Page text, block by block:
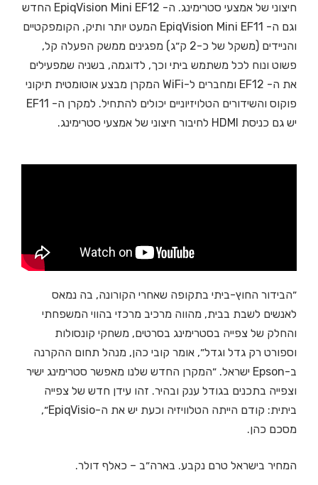
חיצוני של אמצעי סטרימינג. ה- EpiqVision Mini EF12 החדש
וגם ה- EpiqVision Mini EF11 המעט יותר ותיק, הקומפקטיים
והניידים (משקל של כ-2 ק״ג) מפגינים ממשק הפעלה קל,
פשוט ונוח לכל משתמש ביתי וכך, לדוגמה, בשניה שמפעילים
את ה- EF12 ומחברים ל-WiFi המקרן מבצע אוטומטית תיקוני
פוקוס והשידורים הטלויזיוניים יכולים להתחיל. למקרן ה- EF11
יש גם כניסת HDMI לחיבור חיצוני של אמצעי סטרימינג.
״הבידור החוץ-ביתי בתקופה שאחרי הקורונה, בה נמאס
לאנשים לשבת בבית, מהווה מרכיב מרכזי בהווי המשפחתי
והחלק של צפייה בסטרימינג בסרטים, משחקי קונסולות
וספורט רק גדל וגדל״, אומר קובי כהן, מנהל תחום ההקרנה
ב-Epson ישראל. ״המקרן החדש שלנו מאפשר סטרימינג ישיר
וצפייה בתכנים בגודל ענק ובהיר. זהו עידן חדש של צפייה
ביתית: קודם הייתה הטלוויזיה וכעת יש את ה-EpiqVisio״,
מסכם כהן.
המחיר בישראל טרם נקבע. בארה״ב – כאלף דולר.